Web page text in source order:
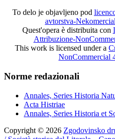
To delo je objavljeno pod
avtorstva-
Quest'opera è distribuita con
Attribuzione-
This work is licensed under a
NonCommercial
Norme redazionali
Annales, Series Historia
Acta Histriae
Annales, Series Historia et
Copyright © 2026 Zgodovinsko